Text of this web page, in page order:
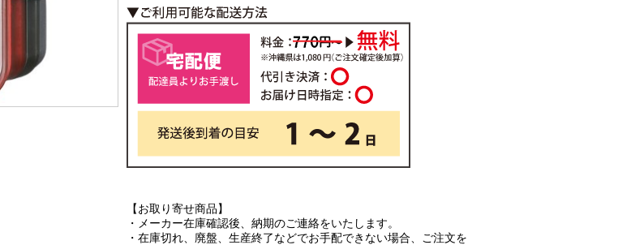
【お取り寄せ商品】
・メーカー在庫確認後、納期のご連絡をいたします。
・在庫切れ、廃盤、生産終了などでお手配できない場合、ご注文を